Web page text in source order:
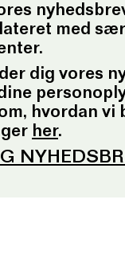
17.30
k
med
dig vores
hvordan vi
her.